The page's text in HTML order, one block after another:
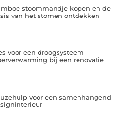
stoommandje kopen en de
van het stomen ontdekken
voor een droogsysteem
bij een renovatie
voor een samenhangend